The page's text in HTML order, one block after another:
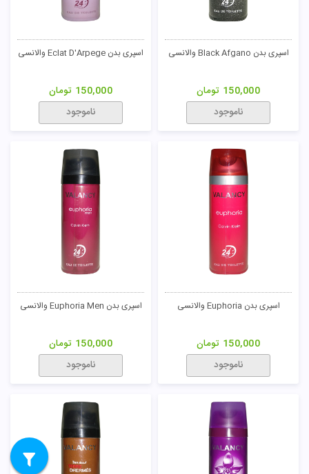
اسپری بدن Black Afgano والانسی
150,000 تومان
ناموجود
اسپری بدن Eclat D'Arpege والانسی
150,000 تومان
ناموجود
اسپری بدن Euphoria والانسی
150,000 تومان
ناموجود
اسپری بدن Euphoria Men والانسی
150,000 تومان
ناموجود